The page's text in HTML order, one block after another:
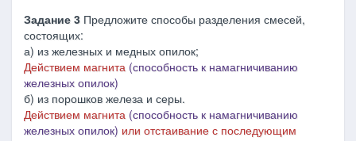
Задание 3 Предложите способы разделения смесей,
состоящих:
а) из железных и медных опилок;
Действием магнита (способность к намагничиванию
железных опилок)
б) из порошков железа и серы.
Действием магнита (способность к намагничиванию
железных опилок) или отстаивание с последующим